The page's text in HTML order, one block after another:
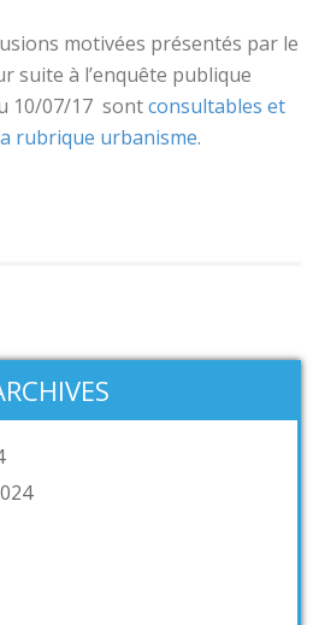
motivées présentés par le
suite à l’enquête publique
10/07/17 sontconsultables et
rubrique urbanisme.